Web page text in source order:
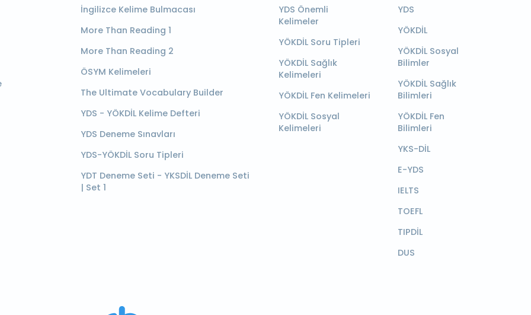
İngilizce Kelime Bulmacası
More Than Reading 1
More Than Reading 2
ÖSYM Kelimeleri
The Ultimate Vocabulary Builder
YDS - YÖKDİL Kelime Defteri
YDS Deneme Sınavları
YDS-YÖKDİL Soru Tipleri
YDT Deneme Seti - YKSDİL Deneme Seti
| Set 1
YDS Önemli
Kelimeler
YÖKDİL Soru Tipleri
YÖKDİL Sağlık
Kelimeleri
YÖKDİL Fen Kelimeleri
YÖKDİL Sosyal
Kelimeleri
YDS
YÖKDİL
YÖKDİL Sosyal
Bilimler
YÖKDİL Sağlık
Bilimleri
YÖKDİL Fen
Bilimleri
YKS-DİL
E-YDS
IELTS
TOEFL
TIPDİL
DUS